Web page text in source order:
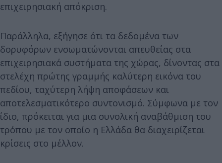
επιχειρησιακή απόκριση.
Παράλληλα, εξήγησε ότι τα δεδομένα των
δορυφόρων ενσωματώνονται απευθείας στα
επιχειρησιακά συστήματα της χώρας, δίνοντας στα
στελέχη πρώτης γραμμής καλύτερη εικόνα του
πεδίου, ταχύτερη λήψη αποφάσεων και
αποτελεσματικότερο συντονισμό. Σύμφωνα με τον
ίδιο, πρόκειται για μια συνολική αναβάθμιση του
τρόπου με τον οποίο η Ελλάδα θα διαχειρίζεται
κρίσεις στο μέλλον.